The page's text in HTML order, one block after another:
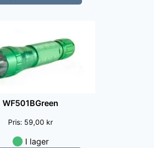
WF501BGreen
Pris: 59,00 kr
I lager